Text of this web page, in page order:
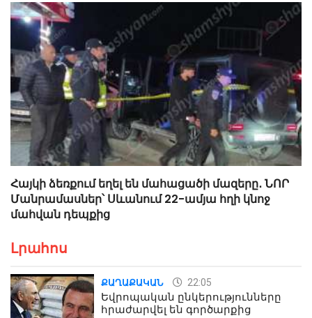
Հայկի ձեռքում եղել են մահացածի մազերը․ ՆՈՐ
Մանրամասներ՝ Սևանում 22-ամյա հղի կնոջ
մահվան դեպքից
Լրահոս
ՔԱՂԱՔԱԿԱՆ 22:05
Եվրոպական ընկերությունները
հրաժարվել են գործարքից